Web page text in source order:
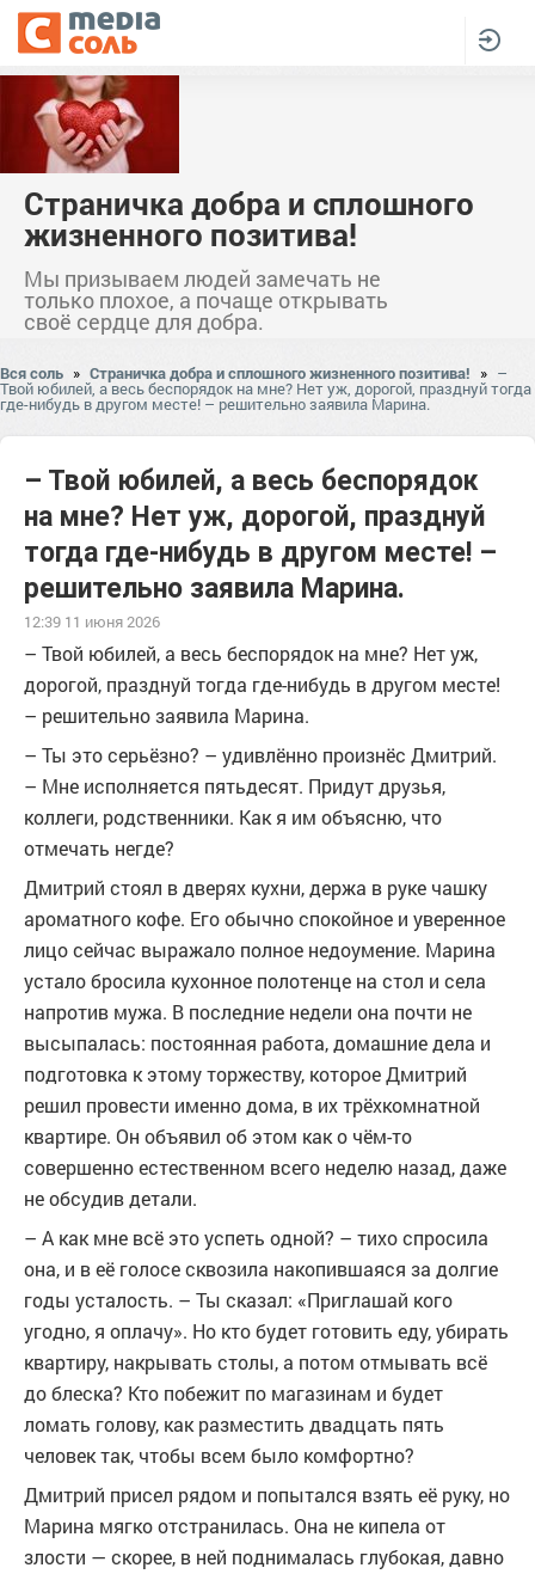
Страничка добра и сплошного
жизненного позитива!
Мы призываем людей замечать не
только плохое, а почаще открывать
своё сердце для добра.
Вся соль » Страничка добра и сплошного жизненного позитива! » –
Твой юбилей, а весь беспорядок на мне? Нет уж, дорогой, празднуй тогда
где-нибудь в другом месте! – решительно заявила Марина.
– Твой юбилей, а весь беспорядок
на мне? Нет уж, дорогой, празднуй
тогда где-нибудь в другом месте! –
решительно заявила Марина.
12:39 11 июня 2026
– Твой юбилей, а весь беспорядок на мне? Нет уж,
дорогой, празднуй тогда где-нибудь в другом месте!
– решительно заявила Марина.
– Ты это серьёзно? – удивлённо произнёс Дмитрий.
– Мне исполняется пятьдесят. Придут друзья,
коллеги, родственники. Как я им объясню, что
отмечать негде?
Дмитрий стоял в дверях кухни, держа в руке чашку
ароматного кофе. Его обычно спокойное и уверенное
лицо сейчас выражало полное недоумение. Марина
устало бросила кухонное полотенце на стол и села
напротив мужа. В последние недели она почти не
высыпалась: постоянная работа, домашние дела и
подготовка к этому торжеству, которое Дмитрий
решил провести именно дома, в их трёхкомнатной
квартире. Он объявил об этом как о чём-то
совершенно естественном всего неделю назад, даже
не обсудив детали.
– А как мне всё это успеть одной? – тихо спросила
она, и в её голосе сквозила накопившаяся за долгие
годы усталость. – Ты сказал: «Приглашай кого
угодно, я оплачу». Но кто будет готовить еду, убирать
квартиру, накрывать столы, а потом отмывать всё
до блеска? Кто побежит по магазинам и будет
ломать голову, как разместить двадцать пять
человек так, чтобы всем было комфортно?
Дмитрий присел рядом и попытался взять её руку, но
Марина мягко отстранилась. Она не кипела от
злости — скорее, в ней поднималась глубокая, давно